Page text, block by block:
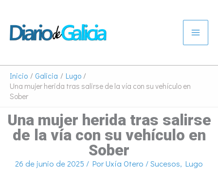
contenido
Inicio Galicia
Lugo
Una mujer herida tras salirse de la vía con su vehículo en
Sober
Una mujer herida tras salirse
de la vía con su vehículo en
Sober
26 de junio de 2025 / PorUxía Otero /Sucesos, Lugo